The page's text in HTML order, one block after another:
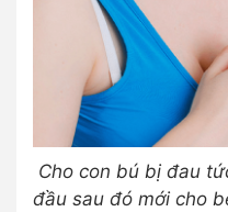
Cho con bú bị đau
đầu sau đó mới cho